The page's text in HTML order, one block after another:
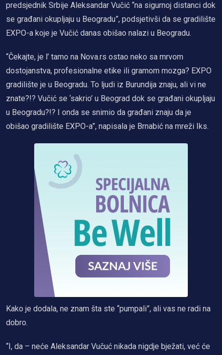
predsjednik Srbije Aleksandar Vučić “na sigurnoj distanci dok
se građani okupljaju u Beogradu”, podsjetivši da se gradilište
EXPO-a koje je Vučić danas obišao nalazi u Beogradu.
“Čekajte, je l’ tamo na Nova.rs ostao neko sa mrvom
dostojanstva, profesionalne etike ili gramom mozga? EXPO
gradilište je u Beogradu. To ljudi iz Burundija znaju, ali vi ne
znate?!? Vučić se ‘sakrio’ u Beograd dok se građani okupljaju
u Beogradu?!? I onda se snimio da građani znaju da je
obišao gradilište EXPO-a”, napisala je Brnabić na mreži Iks.
Kako je dodala, ne znam šta ste “pumpali”, ali vas ne radi na
dobro.
“I, da – neće Aleksandar Vučuć nikada nigdje bježati, već će